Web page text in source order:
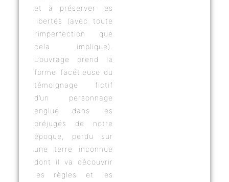
et à préserver les
libertés (avec toute
l’imperfection que
cela implique).
L’ouvrage prend la
forme facétieuse du
témoignage fictif
d’un personnage
englué dans les
préjugés de notre
époque, perdu sur
une terre inconnue
dont il va découvrir
les règles et les